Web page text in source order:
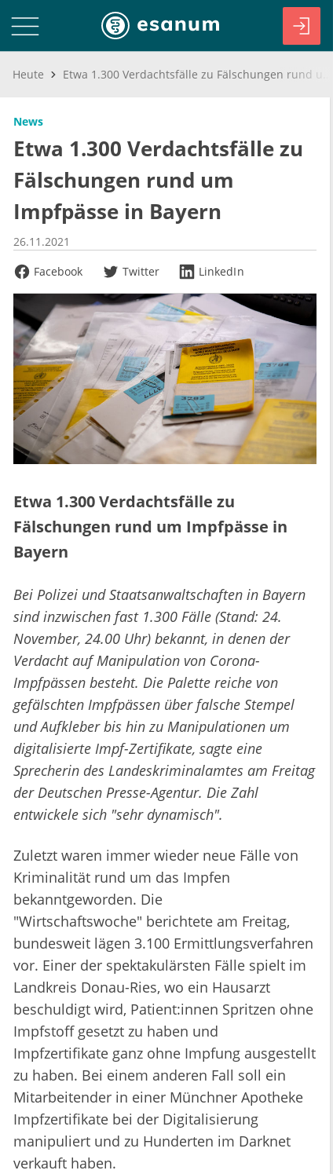
Heute
News
Etwa 1.300 Verdachtsfälle zu
Fälschungen rund um
Impfpässe in Bayern
26.11.2021
Facebook
Twitter LinkedIn
Etwa 1.300 Verdachtsfälle zu
Fälschungen rund um Impfpässe in
Bayern
Bei Polizei und Staatsanwaltschaften in Bayern
sind inzwischen fast 1.300 Fälle (Stand: 24.
November, 24.00 Uhr) bekannt, in denen der
Verdacht auf Manipulation von Corona-
Impfpässen besteht. Die Palette reiche von
gefälschten Impfpässen über falsche Stempel
und Aufkleber bis hin zu Manipulationen um
digitalisierte Impf-Zertifikate, sagte eine
Sprecherin des Landeskriminalamtes am Freitag
der Deutschen Presse-Agentur. Die Zahl
entwickele sich "sehr dynamisch".
Zuletzt waren immer wieder neue Fälle von
Kriminalität rund um das Impfen
bekanntgeworden. Die
"Wirtschaftswoche" berichtete am Freitag,
bundesweit lägen 3.100 Ermittlungsverfahren
vor. Einer der spektakulärsten Fälle spielt im
Landkreis Donau-Ries, wo ein Hausarzt
beschuldigt wird, Patient:innen Spritzen ohne
Impfstoff gesetzt zu haben und
Impfzertifikate ganz ohne Impfung ausgestellt
zu haben. Bei einem anderen Fall soll ein
Mitarbeitender in einer Münchner Apotheke
Impfzertifikate bei der Digitalisierung
manipuliert und zu Hunderten im Darknet
verkauft haben.